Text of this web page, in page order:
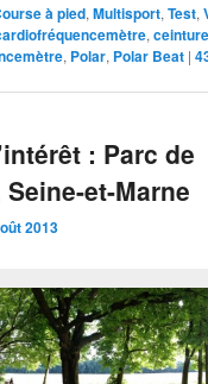
à pied,Multisport,Test,
,ceinture
, Polar, Polar Beat |
: Parc de
et-Marne
2013